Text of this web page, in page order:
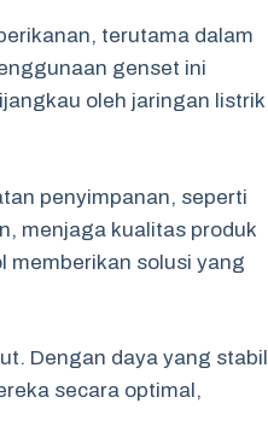
terutama dalam
genset ini
oleh jaringan listrik
penyimpanan, seperti
menjaga kualitas produk
memberikan solusi yang
Dengan daya yang stabil
secara optimal,